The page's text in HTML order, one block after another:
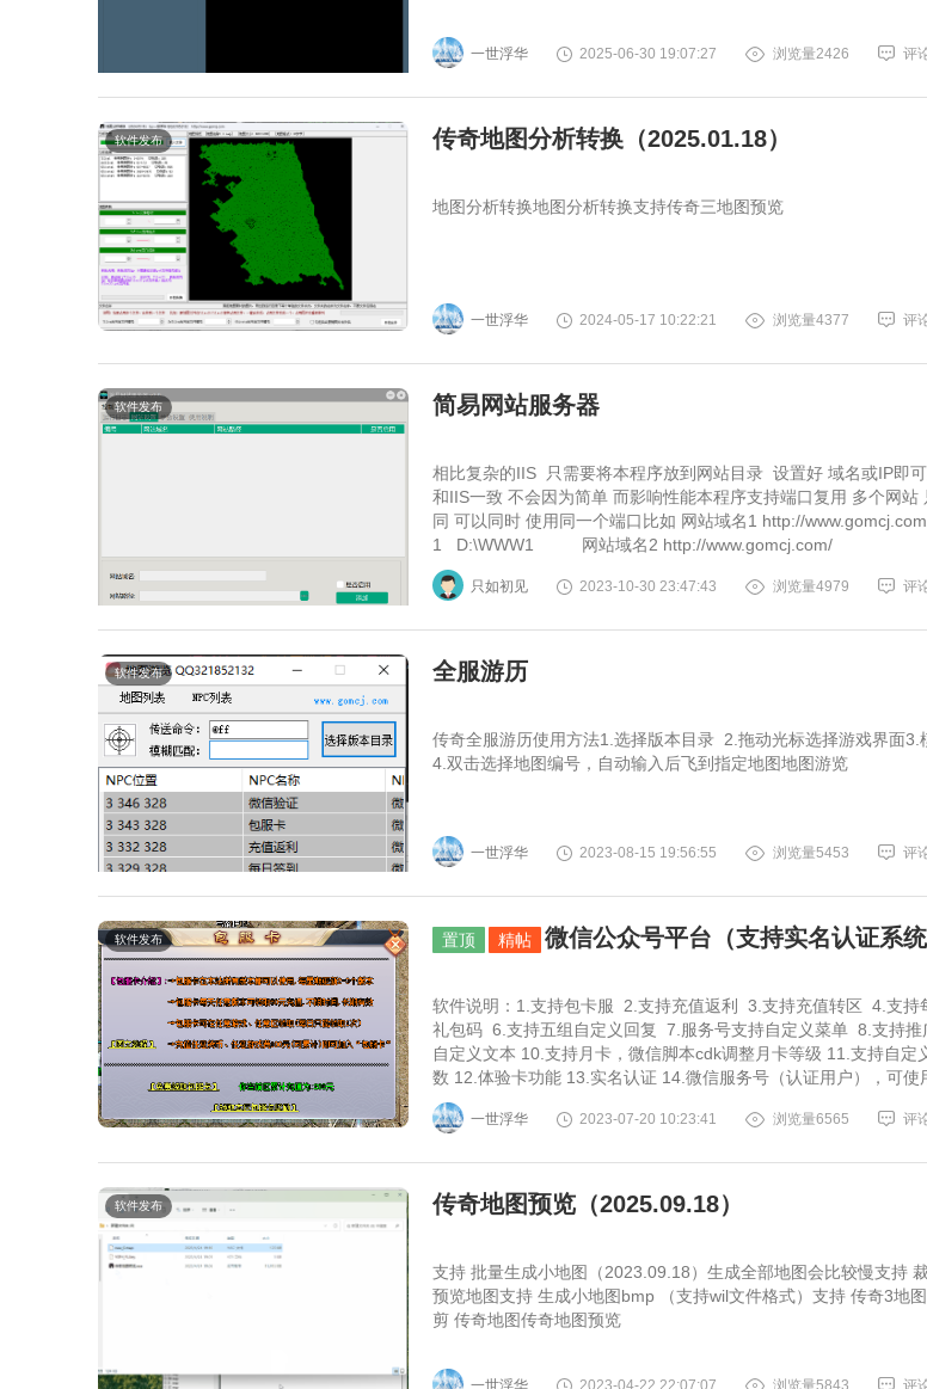
一世浮华 2025-06-30 19:07:27 浏览量2426 评
软件发布 传奇地图分析转换（2025.01.18）
地图分析转换地图分析转换支持传奇三地图预览
一世浮华 2024-05-17 10:22:21 浏览量4377 评
软件发布 简易网站服务器
相比复杂的IIS 只需要将本程序放到网站目录 设置好 域名或IP即
和IIS一致 不会因为简单 而影响性能本程序支持端口复用 多个网站
同 可以同时 使用同一个端口比如 网站域名1 http://
1 D:\WWW1 网站域名2 http://www.gomcj.com/
只如初见 2023-10-30 23:47:43 浏览量4979 评
软件发布 全服游历
传奇全服游历使用方法1.选择版本目录 2.拖动光标选择游戏界面3.
4.双击选择地图编号，自动输入后飞到指定地图地图游览
一世浮华 2023-08-15 19:56:55 浏览量5453 评
软件发布 置顶 精帖 微信公众号平台（支持实名认证系统
软件说明：1.支持包卡服 2.支持充值返利 3.支持充值转区 4.支持每日签到 5.支持
礼包码 6.支持五组自定义回复 7.服务号支持自定义菜单 8.支持推广人 9.支持五组
自定义文本 10.支持月卡，微信脚本cdk调整月卡等级 11.支持自定义物品每日领取次
数 12.体验卡功能 13.实名认证 14.微信服务号（认证用户），可使用网页验证系统，
一世浮华 2023-07-20 10:23:41 浏览量6565 评
软件发布 传奇地图预览（2025.09.18）
支持 批量生成小地图（2023.09.18）生成全部地图会比较慢支持
预览地图支持 生成小地图bmp （支持wil文件格式）支持 传奇3地
剪 传奇地图传奇地图预览
一世浮华 2023-04-22 22:07:07 浏览量5843 评